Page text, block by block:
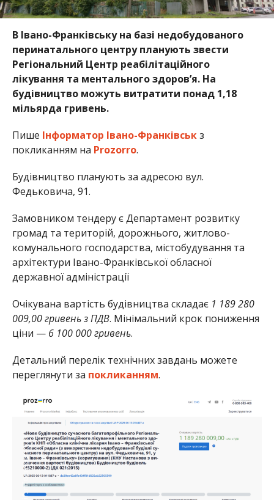
В Івано-Франківську на базі недобудованого
перинатального центру планують звести
Регіональний Центр реабілітаційного
лікування та ментального здоров’я. На
будівництво можуть витратити понад 1,18
мільярда гривень.
Пише Інформатор Івано-Франківськз
покликанням на Prozorro.
Будівництво планують за адресою вул.
Федьковича, 91.
Замовником тендеру є Департамент розвитку
громад та територій, дорожнього, житлово-
комунального господарства, містобудування та
архітектури Івано-Франківської обласної
державної адміністрації
Очікувана вартість будівництва складає 1 189 280
009,00 гривень з ПДВ. Мінімальний крок пониження
ціни — 6 100 000 гривень.
Детальний перелік технічних завдань можете
переглянути за покликанням.